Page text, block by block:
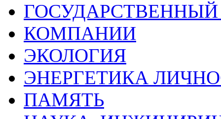
КОМПАНИИ
ЭКОЛОГИЯ
ЭНЕРГЕТИКА
ПАМЯТЬ